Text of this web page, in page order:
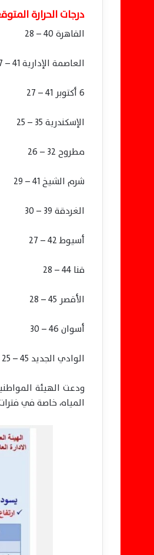
درجات الحرارة
القاهرة 40 – 28
العاصمة الإدارية 41 – 27
6 أكتوبر 41 – 27
الإسكندرية 35 – 25
مطروح 32 – 26
شرم الشيخ 41 – 29
الغردقة 39 – 30
أسيوط 42 – 27
قنا 44 – 28
الأقصر 45 – 28
أسوان 46 – 30
الوادي الجديد 45 – 25
ودعت الهيئة
المياه، خاصة في